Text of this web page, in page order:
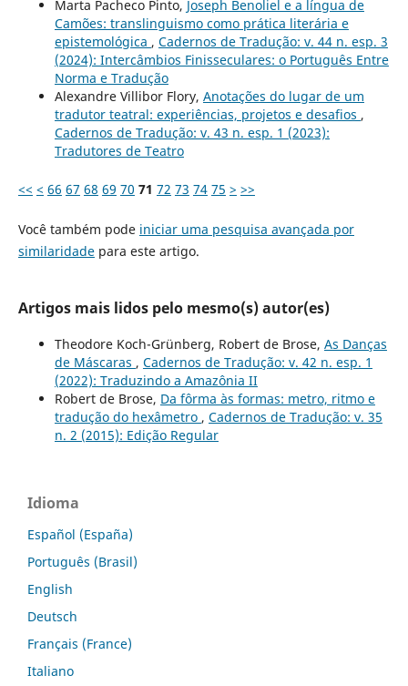
Marta Pacheco Pinto, Joseph Benoliel e a língua de
Camões: translinguismo como prática literária e
epistemológica , Cadernos de Tradução: v. 44 n. esp. 3
(2024): Intercâmbios Finisseculares: o Português Entre
Norma e Tradução
Alexandre Villibor Flory, Anotações do lugar de um
tradutor teatral: experiências, projetos e desafios ,
Cadernos de Tradução: v. 43 n. esp. 1 (2023):
Tradutores de Teatro
<< < 66 67 68 69 70 71 72 73 74 75 > >>
Você também pode iniciar uma pesquisa avançada por
similaridadepara este artigo.
Artigos mais lidos pelo mesmo(s) autor(es)
Theodore Koch-Grünberg, Robert de Brose, As Danças
de Máscaras , Cadernos de Tradução: v. 42 n. esp. 1
(2022): Traduzindo a Amazônia II
Robert de Brose, Da fôrma às formas: metro, ritmo e
tradução do hexâmetro , Cadernos de Tradução: v. 35
n. 2 (2015): Edição Regular
Idioma
Español (España)
Português (Brasil)
English
Deutsch
Français (France)
Italiano